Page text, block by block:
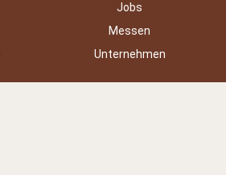
Jobs
Messen
Unternehmen